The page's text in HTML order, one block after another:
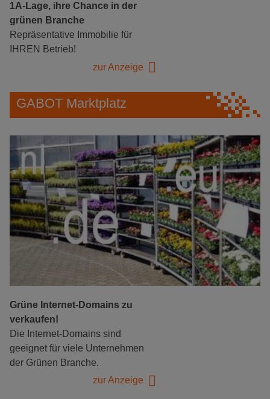
1A-Lage, ihre Chance in der
grünen Branche
Repräsentative Immobilie für
IHREN Betrieb!
zur Anzeige
GABOT Marktplatz
Grüne Internet-Domains zu
verkaufen!
Die Internet-Domains sind
geeignet für viele Unternehmen
der Grünen Branche.
zur Anzeige